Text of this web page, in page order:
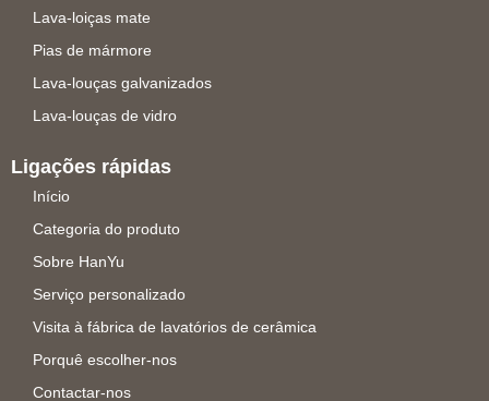
Lava-loiças mate
Pias de mármore
Lava-louças galvanizados
Lava-louças de vidro
Ligações rápidas
Início
Categoria do produto
Sobre HanYu
Serviço personalizado
Visita à fábrica de lavatórios de cerâmica
Porquê escolher-nos
Contactar-nos